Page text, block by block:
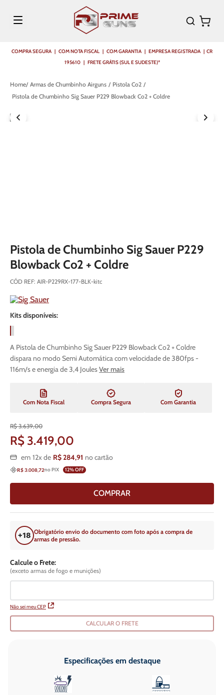
COMPRA SEGURA | COM NOTA FISCAL | COM GARANTIA | EMPRESA REGISTRADA | CR
195610 | FRETE GRÁTIS (SUL E SUDESTE)*
Armas de Chumbinho Airguns
Pistola Co2
Pistola de Chumbinho Sig Sauer P229 Blowback Co2 + Coldre
Pistola de Chumbinho Sig Sauer P229
Blowback Co2 + Coldre
CÓD REF: AIR-P229RX-177-BLK-kitc
Kits disponíveis:
A Pistola de Chumbinho Sig Sauer P229 Blowback Co2 + Coldre
dispara no modo Semi Automática com velocidade de 380fps -
116m/s e energia de 3,4 JoulesVer mais
Com Nota Fiscal Compra Segura Com Garantia
R$ 3.639,00
R$ 3.419,00
em 12x de R$284,91 no cartão
R$ 3.008,72no PIX 12% OFF
COMPRAR
Obrigatório envio do documento com foto após a compra de
armas de pressão.
Calcule o Frete:
(exceto armas de fogo e munições)
Não sei meu CEP
CALCULAR O FRETE
Especificações em destaque